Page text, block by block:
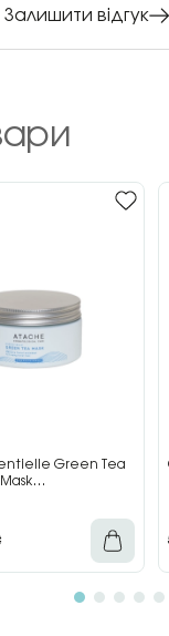
Залишити відгук
Green Tea